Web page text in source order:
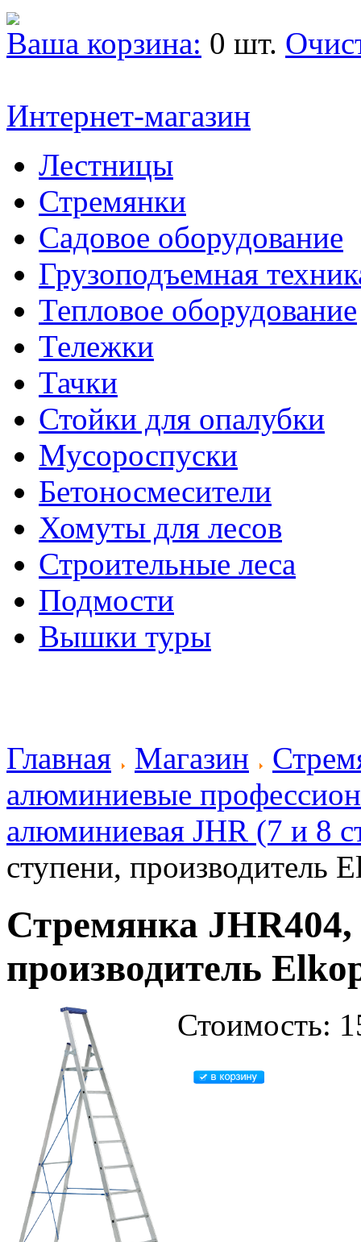
Ваша корзина: 0 шт.
Интернет-магазин
Лестницы
Стремянки
Садовое оборудование
Грузоподъемная
Тепловое оборудование
Тележки
Тачки
Стойки для опалубки
Мусороспуски
Бетоносмесители
Хомуты для лесов
Строительные леса
Подмости
Вышки туры
Главная Магазин
алюминиевые
алюминиевая JHR (7 и 8
ступени, производитель
Стремянка JHR404,
производитель
Стоимость: